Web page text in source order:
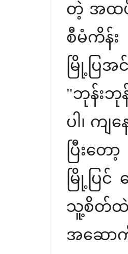
တဲ့ အထပ်
စီမံကိန်
မြို့ပြ
"ဘုန်းဘု
ပါ၊ က
ပြီးတ
မြို့ပြ
သူ့စိတ်ထဲ
အဆောက်